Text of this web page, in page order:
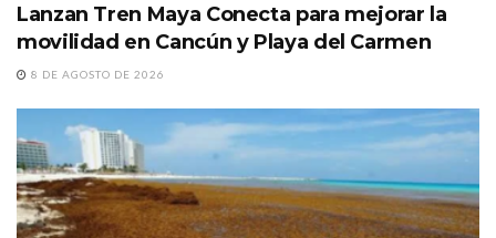
Lanzan Tren Maya Conecta para mejorar la
movilidad en Cancún y Playa del Carmen
8 DE AGOSTO DE 2026